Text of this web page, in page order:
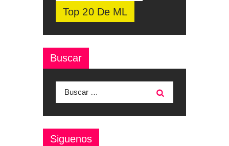
Top 20 De ML
Buscar
Siguenos